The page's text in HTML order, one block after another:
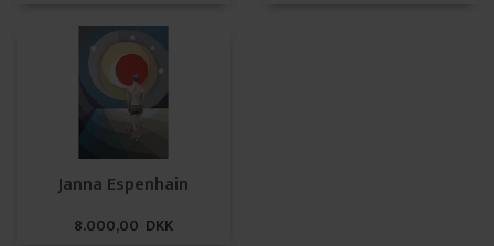
Janna Espenhain
8.000,00 DKK